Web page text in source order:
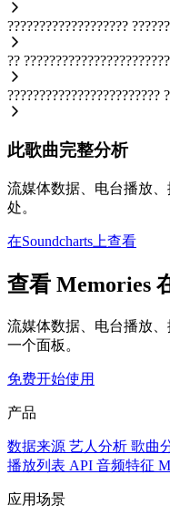
???????????????????
??
????????????????????????
此歌曲完整分析
流媒体数据、电台播放
处。
在Soundcharts上查看
查看 Memories
流媒体数据、电台播放
一个面板。
免费开始使用
产品
数据来源 艺人分析 歌曲
播放列表 API 音频特征
应用场景